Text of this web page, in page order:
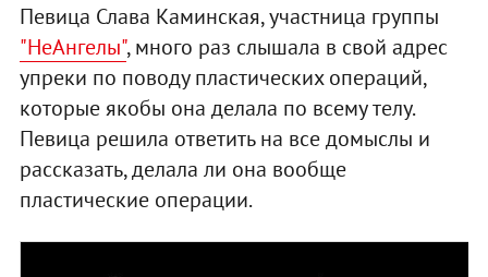
Певица Слава Каминская, участница группы
"НеАнгелы", много раз слышала в свой адрес
упреки по поводу пластических операций,
которые якобы она делала по всему телу.
Певица решила ответить на все домыслы и
рассказать, делала ли она вообще
пластические операции.